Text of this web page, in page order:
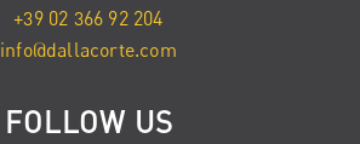
+39 02 366 92 204
info@dallacorte.com
FOLLOW US